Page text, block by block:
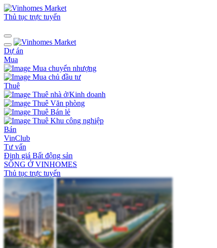
Thủ tục trực tuyến
Dự án
Mua
Mua chuyển nhượng
Mua chủ đầu tư
Thuê
Thuê nhà ở/Kinh doanh
Thuê Văn phòng
Thuê Bán lẻ
Thuê Khu công nghiệp
Bán
VinClub
Tư vấn
Định giá Bất động sản
SỐNG Ở VINHOMES
Thủ tục trực tuyến